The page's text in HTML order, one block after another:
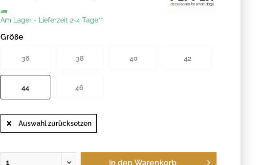
Am Lager - Lieferzeit 2-4 Tage**
Größe
36 38 40 42
44 46
Auswahl zurücksetzen
In den Warenkorb